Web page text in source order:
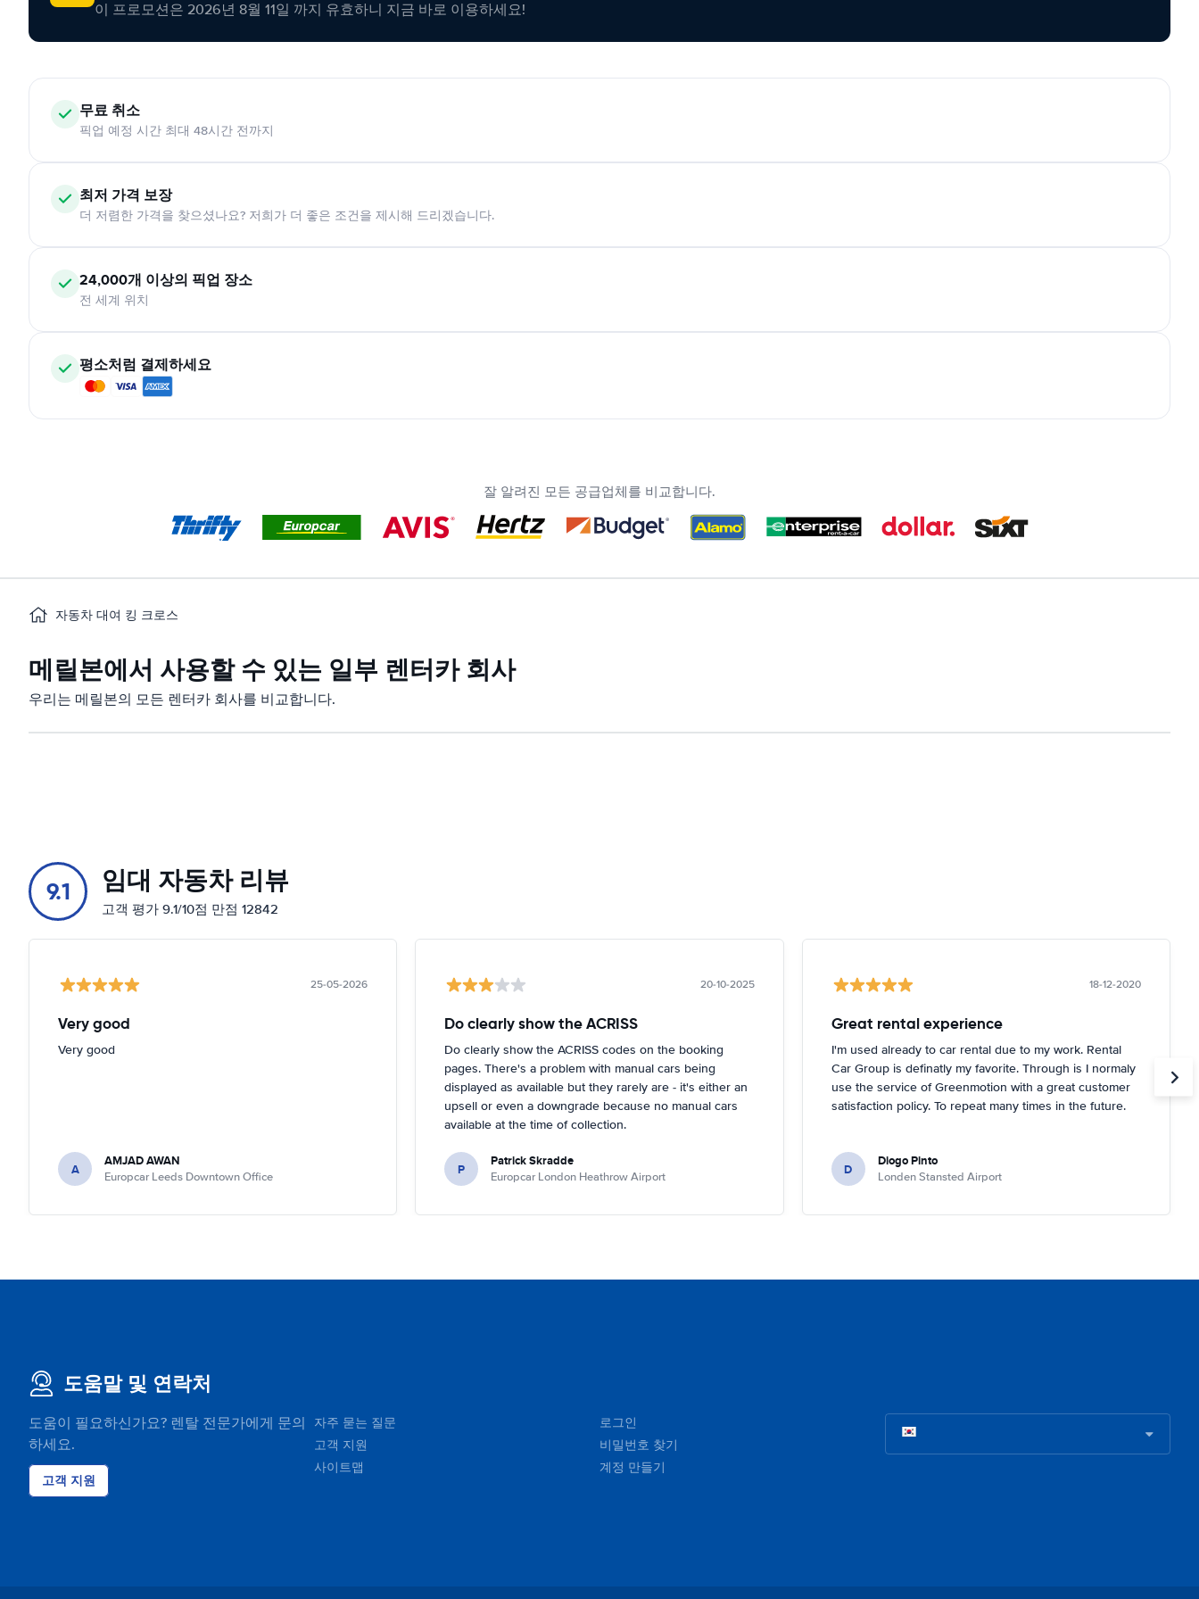
이 프로모션은 2026년 8월 11일 까지 유효하니 지금 바로 이용하세요!
무료 취소
픽업 예정 시간 최대 48시간 전까지
최저 가격 보장
더 저렴한 가격을 찾으셨나요? 저희가 더 좋은 조건을 제시해 드리겠습니다.
24,000개 이상의 픽업 장소
전 세계 위치
평소처럼 결제하세요
잘 알려진 모든 공급업체를 비교합니다.
자동차 대여 킹 크로스
메릴본에서 사용할 수 있는 일부 렌터카 회사
우리는 메릴본의 모든 렌터카 회사를 비교합니다.
9.1 임대 자동차 리뷰
고객 평가 9.1/10점 만점 12842
25-05-2026
Very good
Very good
A AMJAD AWAN
Europcar Leeds Downtown Office
20-10-2025
Do clearly show the ACRISS
Do clearly show the ACRISS codes on the booking
pages. There's a problem with manual cars being
displayed as available but they rarely are - it's either an
upsell or even a downgrade because no manual cars
available at the time of collection.
P Patrick Skradde
Europcar London Heathrow Airport
18-12-2020
Great rental experience
I'm used already to car rental due to my work. Rental
Car Group is definatly my favorite. Through is I normaly
use the service of Greenmotion with a great customer
satisfaction policy. To repeat many times in the future.
D Diogo Pinto
Londen Stansted Airport
도움말 및 연락처
도움이 필요하신가요? 렌탈 전문가에게 문의
하세요.
고객 지원
자주 묻는 질문
고객 지원
사이트맵
로그인
비밀번호 찾기
계정 만들기